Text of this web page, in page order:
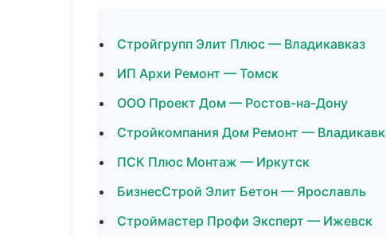
Стройгрупп Элит Плюс — Владикавказ
ИП Архи Ремонт — Томск
ООО Проект Дом — Ростов-на-Дону
Стройкомпания Дом Ремонт —
ПСК Плюс Монтаж — Иркутск
БизнесСтрой Элит Бетон — Ярославль
Строймастер Профи Эксперт — Ижевск